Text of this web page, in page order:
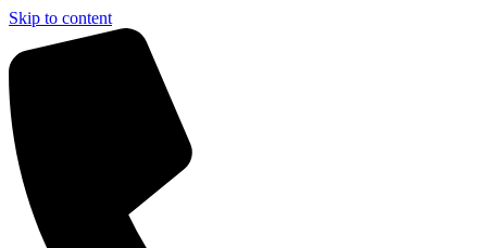
Skip to content